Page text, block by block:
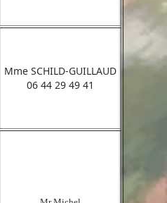
Mme SCHILD-GUILLAUD
06 44 29 49 41